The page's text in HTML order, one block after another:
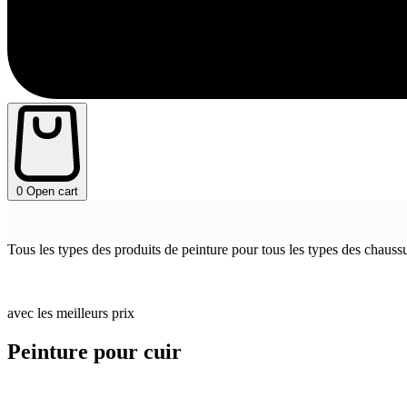
0 Open cart
Tous les types des produits de peinture pour tous les types des
avec les meilleurs prix
Peinture pour cuir